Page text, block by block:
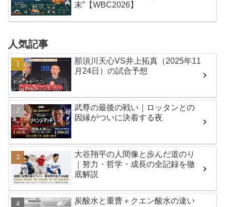
末”【WBC2026】
人気記事
那須川天心VS井上拓真（2025年11
月24日）の試合予想
武尊の最後の戦い｜ロッタンとの
因縁がついに決着する夜
大谷翔平の人間像と歩んだ道のり
｜努力・哲学・成長の全記録を徹
底解説
炭酸水と重曹＋クエン酸水の違い